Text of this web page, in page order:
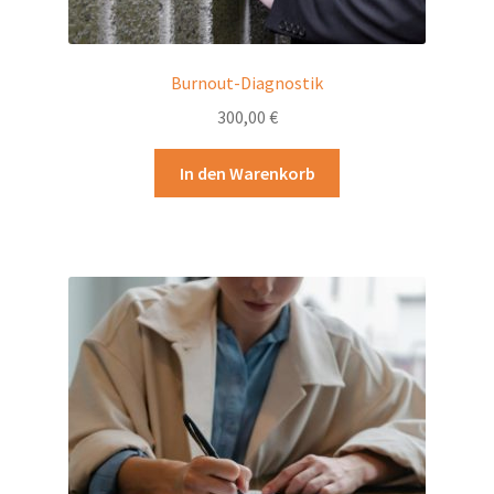
Burnout-Diagnostik
300,00 €
In den Warenkorb